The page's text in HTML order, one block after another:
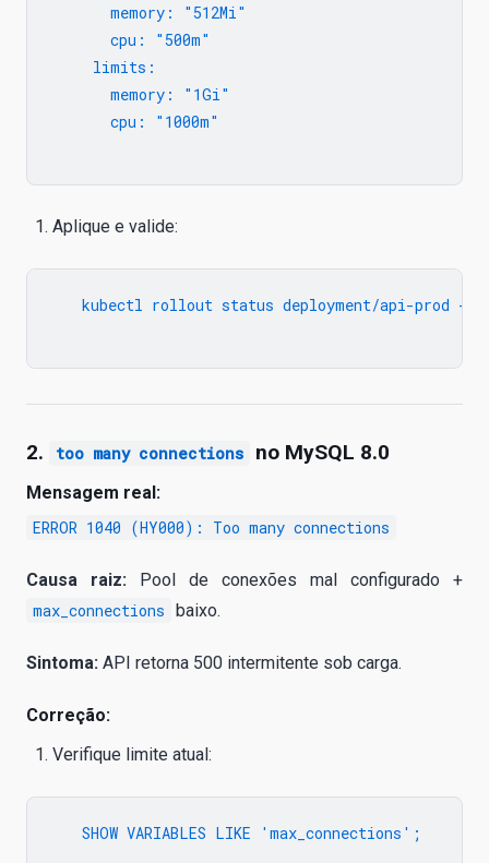
       memory: "512Mi"
       cpu: "500m"
     limits:
       memory: "1Gi"
       cpu: "1000m"
Aplique e valide:
kubectl rollout status deployment/api-prod -n
2. too many connections no MySQL 8.0
Mensagem real:
ERROR 1040 (HY000): Too many connections
Causa raiz: Pool de conexões mal configurado +
max_connections baixo.
Sintoma: API retorna 500 intermitente sob carga.
Correção:
Verifique limite atual:
   SHOW VARIABLES LIKE 'max_connections';